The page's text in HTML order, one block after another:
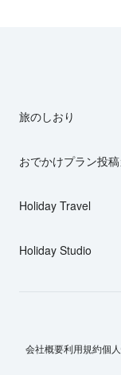
旅のしおり
おでかけプラン投
Holiday Travel
Holiday Studio
会社概要利用規約個